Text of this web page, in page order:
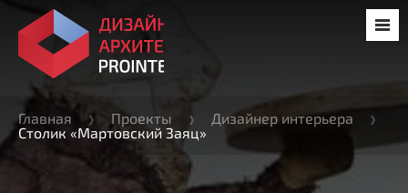
Главная Проекты
Дизайнер интерьера
Столик «Мартовский Заяц»